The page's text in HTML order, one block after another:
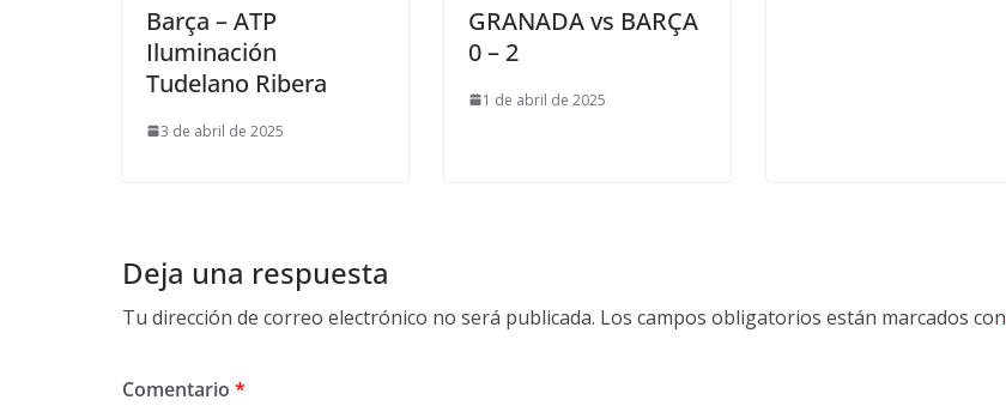
Barça – ATP
Iluminación
Tudelano Ribera
3 de abril de 2025
GRANADA vs BARÇA
0 – 2
1 de abril de 2025
Deja una respuesta
Tu dirección de correo electrónico no será publicada. Los campos obligatorios están marcados con
Comentario *